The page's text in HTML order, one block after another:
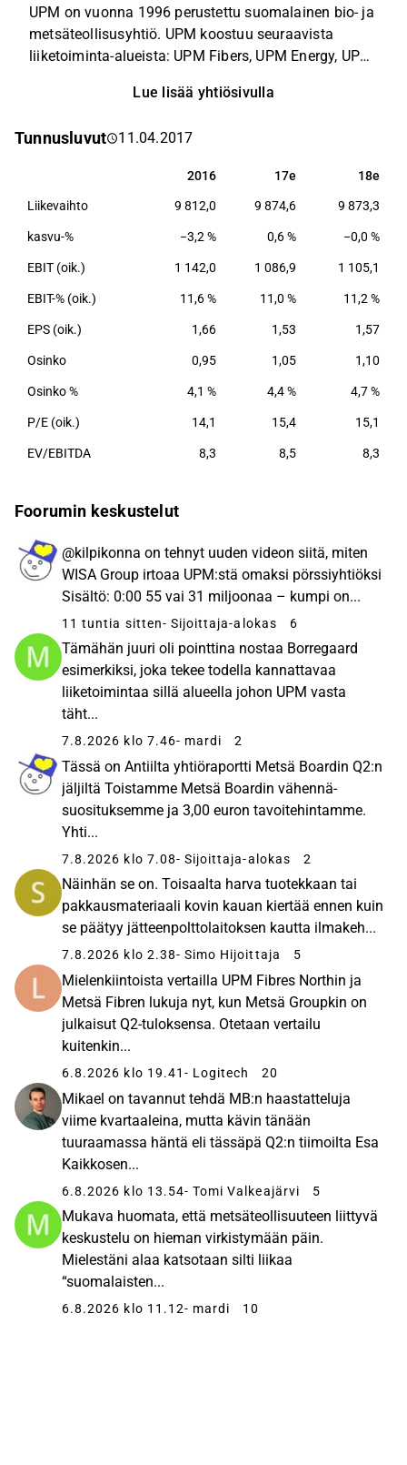
UPM on vuonna 1996 perustettu suomalainen bio- ja
metsäteollisusyhtiö. UPM koostuu seuraavista
liiketoiminta-alueista: UPM Fibers, UPM Energy, UPM
Communication Papers ja UPM Plywood. Yhtiöllä on
10 maassa.
Lue lisää yhtiösivulla
Tunnusluvut 11.04.2017
2016 17e 18e
2016 17e 18e
Liikevaihto 9 812,0 9 874,6 9 873,3
kasvu-% −3,2 % 0,6 % −0,0 %
EBIT (oik.) 1 142,0 1 086,9 1 105,1
EBIT-% (oik.) 11,6 % 11,0 % 11,2 %
EPS (oik.) 1,66 1,53 1,57
Osinko 0,95 1,05 1,10
Osinko % 4,1 % 4,4 % 4,7 %
P/E (oik.) 14,1 15,4 15,1
EV/EBITDA 8,3 8,5 8,3
Foorumin keskustelut
@kilpikonna on tehnyt uuden videon siitä, miten
WISA Group irtoaa UPM:stä omaksi pörssiyhtiöksi
Sisältö: 0:00 55 vai 31 miljoonaa – kumpi on...
11 tuntia sitten- Sijoittaja-alokas 6
Tämähän juuri oli pointtina nostaa Borregaard
esimerkiksi, joka tekee todella kannattavaa
liiketoimintaa sillä alueella johon UPM vasta
täht...
7.8.2026 klo 7.46- mardi 2
Tässä on Antiilta yhtiöraportti Metsä Boardin Q2:n
jäljiltä Toistamme Metsä Boardin vähennä-
suosituksemme ja 3,00 euron tavoitehintamme.
Yhti...
7.8.2026 klo 7.08- Sijoittaja-alokas 2
Näinhän se on. Toisaalta harva tuotekkaan tai
pakkausmateriaali kovin kauan kiertää ennen kuin
se päätyy jätteenpolttolaitoksen kautta ilmakeh...
7.8.2026 klo 2.38- Simo Hijoittaja 5
Mielenkiintoista vertailla UPM Fibres Northin ja
Metsä Fibren lukuja nyt, kun Metsä Groupkin on
julkaisut Q2-tuloksensa. Otetaan vertailu
kuitenkin...
6.8.2026 klo 19.41 - Logitech 20
Mikael on tavannut tehdä MB:n haastatteluja
viime kvartaaleina, mutta kävin tänään
tuuraamassa häntä eli tässäpä Q2:n tiimoilta Esa
Kaikkosen...
6.8.2026 klo 13.54- Tomi Valkeajärvi 5
Mukava huomata, että metsäteollisuuteen liittyvä
keskustelu on hieman virkistymään päin.
Mielestäni alaa katsotaan silti liikaa
“suomalaisten...
6.8.2026 klo 11.12- mardi 10